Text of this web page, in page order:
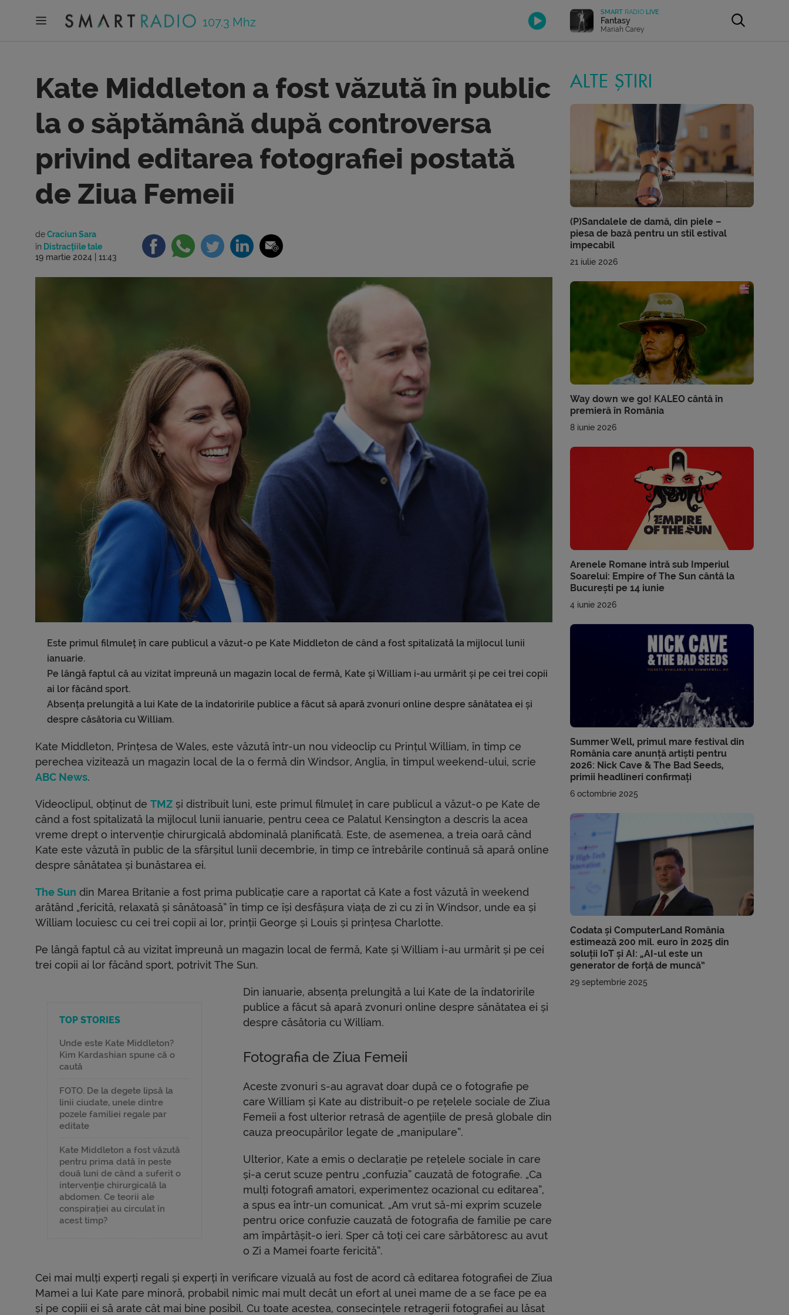
107.3 Mhz
SMART RADIO LIVE
Fantasy
Mariah Carey
Kate Middleton a fost văzută în public
la o săptămână după controversa
privind editarea fotografiei postată
de Ziua Femeii
deCraciun Sara
în Distracțiile tale
19 martie 2024 | 11:43
Este primul filmuleț în care publicul a văzut-o pe Kate Middleton de când a fost spitalizată la mijlocul lunii
ianuarie.
Pe lângă faptul că au vizitat împreună un magazin local de fermă, Kate și William i-au urmărit și pe cei trei copii
ai lor făcând sport.
Absența prelungită a lui Kate de la îndatoririle publice a făcut să apară zvonuri online despre sănătatea ei și
despre căsătoria cu William.
Kate Middleton, Prințesa de Wales, este văzută într-un nou videoclip cu Prințul William, în timp ce
perechea vizitează un magazin local de la o fermă din Windsor, Anglia, în timpul weekend-ului, scrie
ABC News.
Videoclipul, obținut de TMZ și distribuit luni, este primul filmuleț în care publicul a văzut-o pe Kate de
când a fost spitalizată la mijlocul lunii ianuarie, pentru ceea ce Palatul Kensington a descris la acea
vreme drept o intervenție chirurgicală abdominală planificată. Este, de asemenea, a treia oară când
Kate este văzută în public de la sfârșitul lunii decembrie, în timp ce întrebările continuă să apară online
despre sănătatea și bunăstarea ei.
The Sun din Marea Britanie a fost prima publicație care a raportat că Kate a fost văzută în weekend
arătând „fericită, relaxată și sănătoasă” în timp ce își desfășura viața de zi cu zi în Windsor, unde ea și
William locuiesc cu cei trei copii ai lor, prinții George și Louis și prințesa Charlotte.
Pe lângă faptul că au vizitat împreună un magazin local de fermă, Kate și William i-au urmărit și pe cei
trei copii ai lor făcând sport, potrivit The Sun.
TOP STORIES
Unde este Kate Middleton?
Kim Kardashian spune că o
caută
FOTO. De la degete lipsă la
linii ciudate, unele dintre
pozele familiei regale par
editate
Kate Middleton a fost văzută
pentru prima dată în peste
două luni de când a suferit o
intervenție chirurgicală la
abdomen. Ce teorii ale
conspirației au circulat în
acest timp?
Din ianuarie, absența prelungită a lui Kate de la îndatoririle
publice a făcut să apară zvonuri online despre sănătatea ei și
despre căsătoria cu William.
Fotografia de Ziua Femeii
Aceste zvonuri s-au agravat doar după ce o fotografie pe
care William și Kate au distribuit-o pe rețelele sociale de Ziua
Femeii a fost ulterior retrasă de agențiile de presă globale din
cauza preocupărilor legate de „manipulare”.
Ulterior, Kate a emis o declarație pe rețelele sociale în care
și-a cerut scuze pentru „confuzia” cauzată de fotografie. „Ca
mulți fotografi amatori, experimentez ocazional cu editarea”,
a spus ea într-un comunicat. „Am vrut să-mi exprim scuzele
pentru orice confuzie cauzată de fotografia de familie pe care
am împărtășit-o ieri. Sper că toți cei care sărbătoresc au avut
o Zi a Mamei foarte fericită”.
Cei mai mulți experți regali și experți în verificare vizuală au fost de acord că editarea fotografiei de Ziua
Mamei a lui Kate pare minoră, probabil nimic mai mult decât un efort al unei mame de a se face pe ea
și pe copiii ei să arate cât mai bine posibil. Cu toate acestea, consecințele retragerii fotografiei au lăsat
ALTE ȘTIRI
(P)Sandalele de damă, din piele –
piesa de bază pentru un stil estival
impecabil
21 iulie 2026
Way down we go! KALEO cântă în
premieră în România
8 iunie 2026
Arenele Romane intră sub Imperiul
Soarelui: Empire of The Sun cântă la
București pe 14 iunie
4 iunie 2026
Summer Well, primul mare festival din
România care anunță artiști pentru
2026: Nick Cave & The Bad Seeds,
primii headlineri confirmați
6 octombrie 2025
Codata și ComputerLand România
estimează 200 mil. euro în 2025 din
soluții IoT și AI: „AI-ul este un
generator de forță de muncă”
29 septembrie 2025